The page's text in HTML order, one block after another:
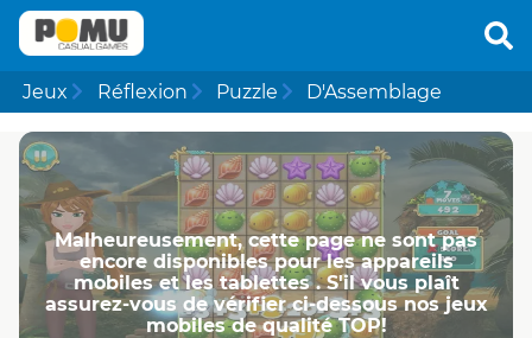
Jeux Réflexion Puzzle D'Assemblage
Malheureusement, cette page ne ​​sont pas
encore disponibles pour les appareils
mobiles et les tablettes . S'il vous plaît
assurez-vous de vérifier ci-dessous nos jeux
mobiles de qualité TOP!